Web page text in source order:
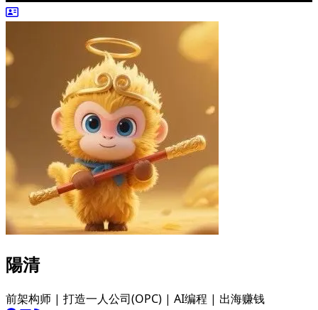
陽清
前架构师 | 打造一人公司(OPC) | AI编程 | 出海赚钱